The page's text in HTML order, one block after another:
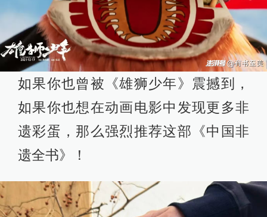
如果你也曾被《雄狮少年》震撼到，
如果你也想在动画电影中发现更多非
遗彩蛋，那么强烈推荐这部《中国非
遗全书》！